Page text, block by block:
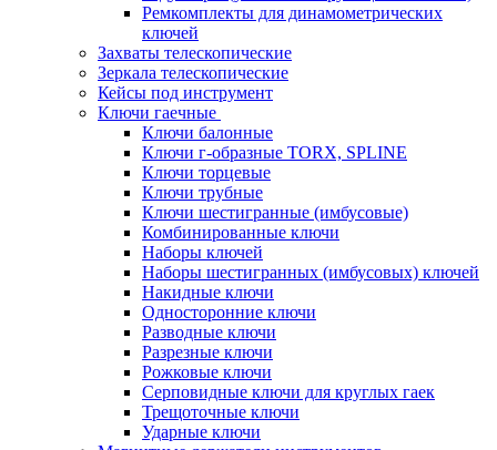
Ремкомплекты для динамометрических
ключей
Захваты телескопические
Зеркала телескопические
Кейсы под инструмент
Ключи гаечные
Ключи балонные
Ключи г-образные TORX, SPLINE
Ключи торцевые
Ключи трубные
Ключи шестигранные (имбусовые)
Комбинированные ключи
Наборы ключей
Наборы шестигранных (имбусовых) ключей
Накидные ключи
Односторонние ключи
Разводные ключи
Разрезные ключи
Рожковые ключи
Серповидные ключи для круглых гаек
Трещоточные ключи
Ударные ключи